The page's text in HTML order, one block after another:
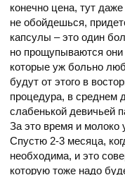
конечно цена, тут
не обойдешься,
капсулы – это один
но прощупываются
которые уж больно
будут от этого в
процедура, в среднем
слабенькой девичьей
За это время и молоко
Спустю 2-3 месяца,
необходима, и это
которую тоже надо